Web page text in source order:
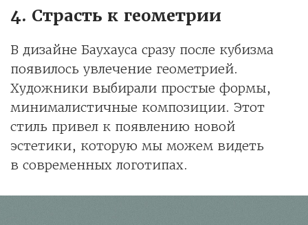
4. Страсть к геометрии
В дизайне Баухауса сразу после кубизма
появилось увлечение геометрией.
Художники выбирали простые формы,
минималистичные композиции. Этот
стиль привел к появлению новой
эстетики, которую мы можем видеть
в современных логотипах.